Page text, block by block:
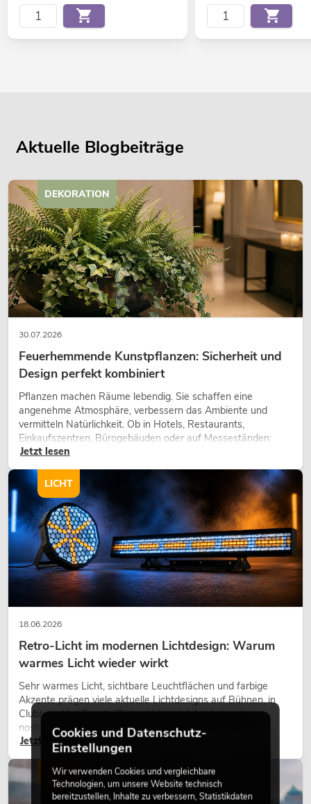
Aktuelle Blogbeiträge
30.07.2026
Feuerhemmende Kunstpflanzen: Sicherheit und
Design perfekt kombiniert
Pflanzen machen Räume lebendig. Sie schaffen eine
angenehme Atmosphäre, verbessern das Ambiente und
vermitteln Natürlichkeit. Ob in Hotels, Restaurants,
Einkaufszentren, Bürogebäuden oder auf Messeständen:
eine hochwertige Begrünung gehört heute längst zum
Jetzt lesen
DEKORATION
18.06.2026
Retro-Licht im modernen Lichtdesign: Warum
warmes Licht wieder wirkt
Sehr warmes Licht, sichtbare Leuchtflächen und farbige
Akzente prägen viele aktuelle Lichtdesigns auf Bühnen, in
Clubs und bei Events. Retro-Licht ist dabei kein rein
nostalgischer Effekt, sondern ein bewusst eingesetztes
Gestaltungsmittel: Es schafft Atmosphäre, gibt Szenen
Charakter und kann technische LED-Setups emotionaler
wirken lassen.
Jetzt lesen
LICHT
LICHT
Cookies und Datenschutz-
Einstellungen
Wir verwenden Cookies und vergleichbare
Technologien, um unsere Website technisch
bereitzustellen, Inhalte zu verbessern, Statistikdaten